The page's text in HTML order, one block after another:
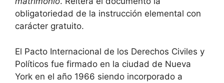
obligatoriedad de la instrucción elemental con
carácter gratuito.
El Pacto Internacional de los Derechos Civiles y
Políticos fue firmado en la ciudad de Nueva
York en el año 1966 siendo incorporado a